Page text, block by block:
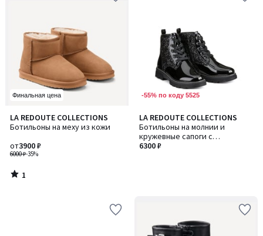
Финальная цена
LA REDOUTE COLLECTIONS
Ботильоны на меху из кожи
6000 ₽-35%
от3900 ₽
1
/
1
/
-55% по коду 5525
LA REDOUTE COLLECTIONS
Ботильоны на молнии и
кружевные сапоги с
блестками
6300 ₽